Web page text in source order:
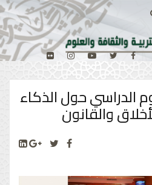
الدراسي حول الذكاء
والقانون